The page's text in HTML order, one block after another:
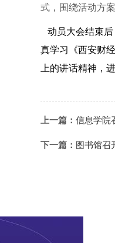
式，围绕活动方
动员大会结束后
真学习《西安财
上的讲话精神，
上一篇： 信息学院
下一篇： 图书馆召